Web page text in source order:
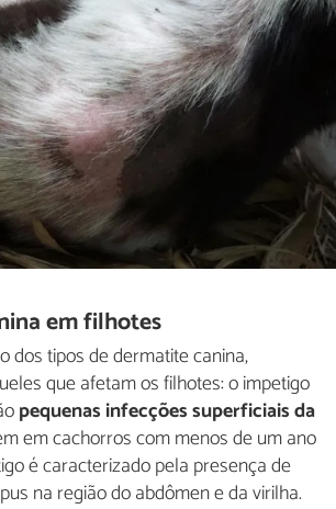
em filhotes
dos tipos de dermatite canina,
que afetam os filhotes: o impetigo
pequenas infecções superficiais da
em cachorros com menos de um ano
é caracterizado pela presença de
na região do abdômen e da virilha.